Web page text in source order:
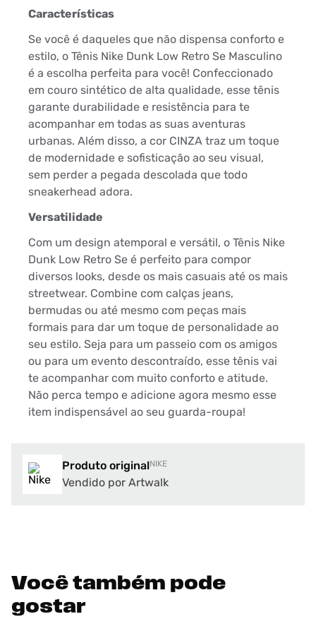
Características
Se você é daqueles que não dispensa conforto e
estilo, o Tênis Nike Dunk Low Retro Se Masculino
é a escolha perfeita para você! Confeccionado
em couro sintético de alta qualidade, esse tênis
garante durabilidade e resistência para te
acompanhar em todas as suas aventuras
urbanas. Além disso, a cor CINZA traz um toque
de modernidade e sofisticação ao seu visual,
sem perder a pegada descolada que todo
sneakerhead adora.
Versatilidade
Com um design atemporal e versátil, o Tênis Nike
Dunk Low Retro Se é perfeito para compor
diversos looks, desde os mais casuais até os mais
streetwear. Combine com calças jeans,
bermudas ou até mesmo com peças mais
formais para dar um toque de personalidade ao
seu estilo. Seja para um passeio com os amigos
ou para um evento descontraído, esse tênis vai
te acompanhar com muito conforto e atitude.
Não perca tempo e adicione agora mesmo esse
item indispensável ao seu guarda-roupa!
Produto originalNIKE
Vendido por Artwalk
Você também pode
gostar